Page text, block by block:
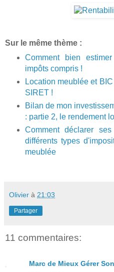
Sur le même thème :
Comment bien
impôts compris !
Location meublée et
SIRET !
Bilan de mon
: partie 2, le rendement
Comment déclarer
différents types
meublée
Olivier à 21:03
Partager
11 commentaires:
Marc de Mieux Gérer